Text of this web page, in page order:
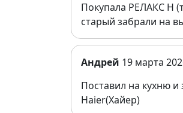
Покупала РЕЛАКС Н
старый забрали на
Андрей 19 марта
Поставил на кухню и
Haier(Хайер)